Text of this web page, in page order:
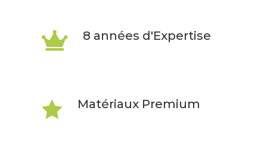
Max 8 années d'Expertise
 Matériaux Premium